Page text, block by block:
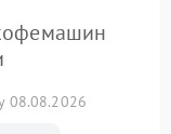
08.08.2026